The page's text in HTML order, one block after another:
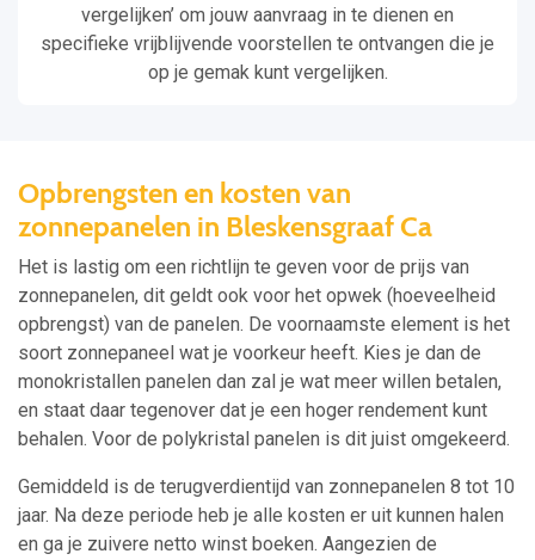
vergelijken’ om jouw aanvraag in te dienen en
specifieke vrijblijvende voorstellen te ontvangen die je
op je gemak kunt vergelijken.
Opbrengsten en kosten van
zonnepanelen in Bleskensgraaf Ca
Het is lastig om een richtlijn te geven voor de prijs van
zonnepanelen, dit geldt ook voor het opwek (hoeveelheid
opbrengst) van de panelen. De voornaamste element is het
soort zonnepaneel wat je voorkeur heeft. Kies je dan de
monokristallen panelen dan zal je wat meer willen betalen,
en staat daar tegenover dat je een hoger rendement kunt
behalen. Voor de polykristal panelen is dit juist omgekeerd.
Gemiddeld is de terugverdientijd van zonnepanelen 8 tot 10
jaar. Na deze periode heb je alle kosten er uit kunnen halen
en ga je zuivere netto winst boeken. Aangezien de